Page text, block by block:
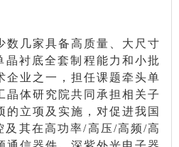
数几家具备高质量、大尺寸
衬底全套制程能力和小批
企业之一，担任课题牵头单
晶体研究院共同承担相关子
的立项及实施，对促进我国
其在高功率/高压/高频/高